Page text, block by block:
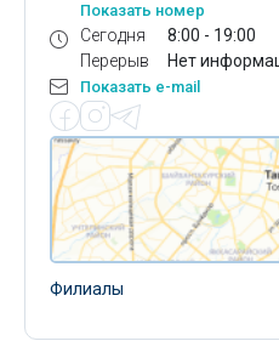
Показать номер
Сегодня
Перерыв
8:00 - 19:00
Нет
Показать e-mail
Филиалы